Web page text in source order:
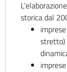
storica dal
stretto)